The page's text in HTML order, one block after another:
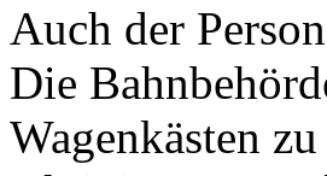
Auch der
Die
Wagenkästen